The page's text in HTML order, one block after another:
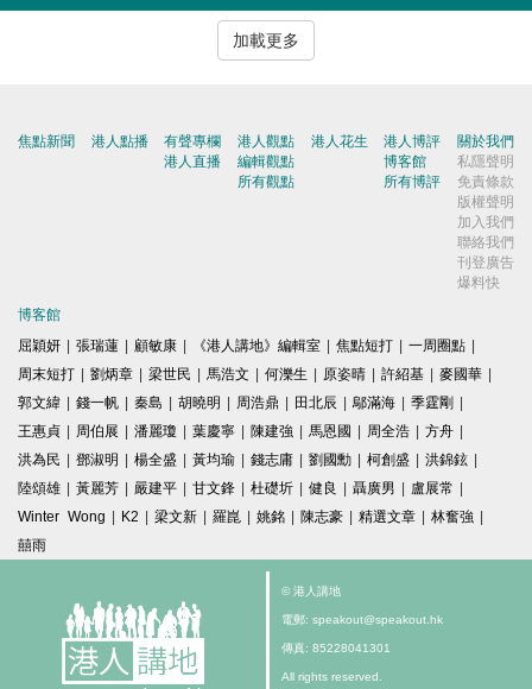
加載更多
焦點新聞 港人點播
有聲專欄
港人直播
港人觀點
編輯觀點
所有觀點
港人花生
港人博評
博客館
所有博評
關於我們
私隱聲明
免責條款
版權聲明
加入我們
聯絡我們
刊登廣告
爆料快
博客館
屈穎妍 | 張瑞蓮 | 顧敏康 | 《港人講地》編輯室 | 焦點短打 | 一周圈點 |
周末短打 | 劉炳章 | 梁世民 | 馬浩文 | 何濼生 | 原姿晴 | 許紹基 | 麥國華 |
郭文緯 | 錢一帆 | 秦島 | 胡曉明 | 周浩鼎 | 田北辰 | 鄔滿海 | 季霆剛 |
王惠貞 | 周伯展 | 潘麗瓊 | 葉慶寧 | 陳建強 | 馬恩國 | 周全浩 | 方舟 |
洪為民 | 鄧淑明 | 楊全盛 | 黃均瑜 | 錢志庸 | 劉國勳 | 柯創盛 | 洪錦鉉 |
陸頌雄 | 黃麗芳 | 嚴建平 | 甘文鋒 | 杜礎圻 | 健良 | 聶廣男 | 盧展常 |
Winter Wong | K2 | 梁文新 | 羅崑 | 姚銘 | 陳志豪 | 精選文章 | 林奮強 |
囍雨
© 港人講地
電郵: speakout@speakout.hk
傳真: 85228041301
All rights reserved.